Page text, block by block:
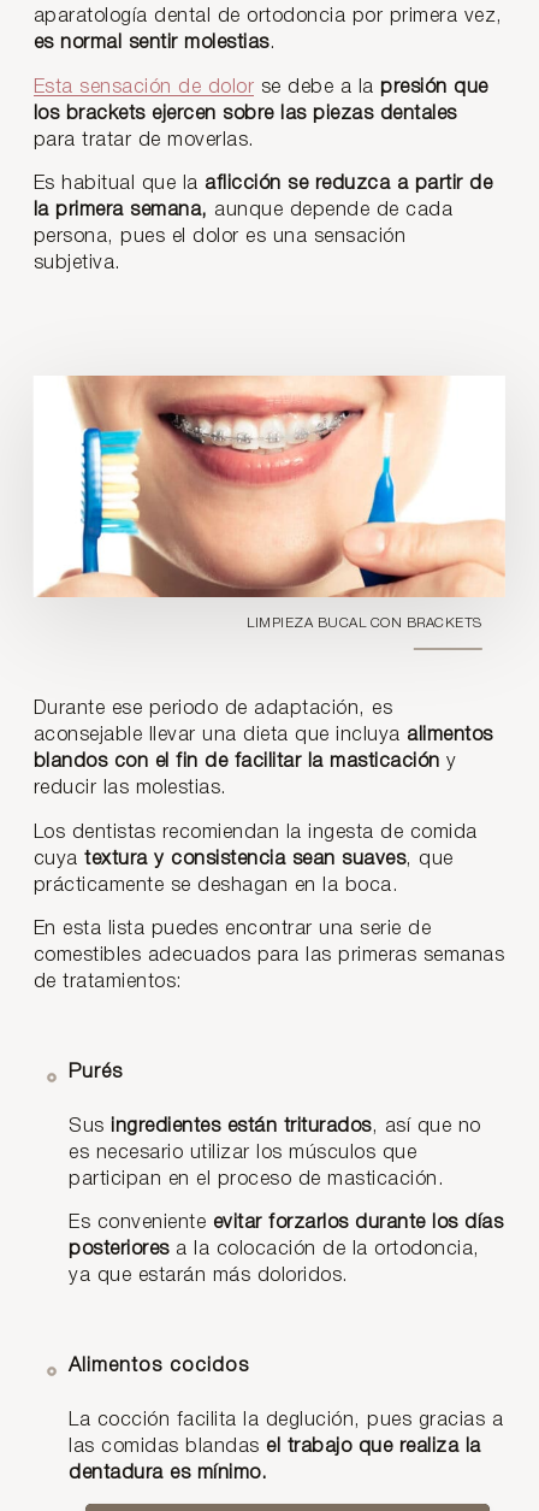
aparatología dental de ortodoncia por primera vez,
es normal sentir molestias.
Esta sensación de dolor se debe a la presión que
los brackets ejercen sobre las piezas dentales
para tratar de moverlas.
Es habitual que la aflicción se reduzca a partir de
la primera semana, aunque depende de cada
persona, pues el dolor es una sensación
subjetiva.
LIMPIEZA BUCAL CON BRACKETS
Durante ese periodo de adaptación, es
aconsejable llevar una dieta que incluya alimentos
blandos con el fin de facilitar la masticacióny
reducir las molestias.
Los dentistas recomiendan la ingesta de comida
cuya textura y consistencia sean suaves, que
prácticamente se deshagan en la boca.
En esta lista puedes encontrar una serie de
comestibles adecuados para las primeras semanas
de tratamientos:
Purés
Sus ingredientes están triturados, así que no
es necesario utilizar los músculos que
participan en el proceso de masticación.
Es conveniente evitar forzarlos durante los días
posteriores a la colocación de la ortodoncia,
ya que estarán más doloridos.
Alimentos cocidos
La cocción facilita la deglución, pues gracias a
las comidas blandas el trabajo que realiza la
dentadura es mínimo.